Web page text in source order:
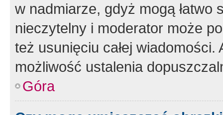
w nadmiarze, gdyż mogą
nieczytelny i moderator może
też usunięciu całej
możliwość ustalenia
Góra